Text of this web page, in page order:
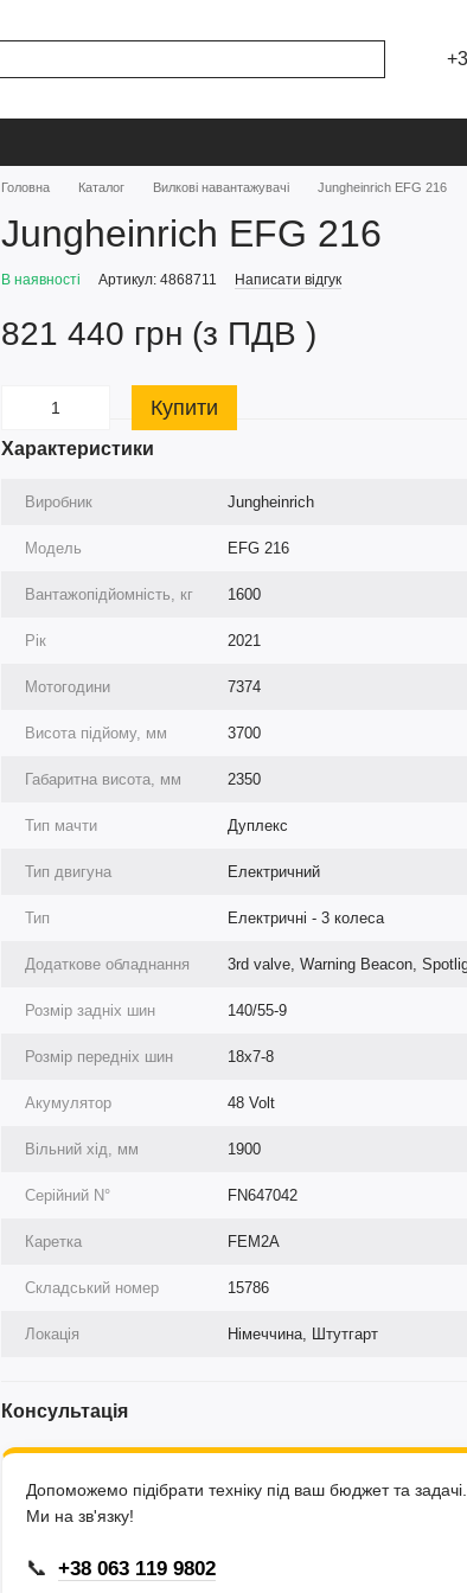
Головна Каталог Вилкові навантажувачі Jungheinrich EFG 216
Jungheinrich EFG 216
В наявності Артикул: 4868711 Написати відгук
821 440 грн (з ПДВ )
Купити
Характеристики
Виробник Jungheinrich
Модель EFG 216
Вантажопідйомність, кг 1600
Рік 2021
Мотогодини 7374
Висота підйому, мм 3700
Габаритна висота, мм 2350
Тип мачти Дуплекс
Тип двигуна Електричний
Тип Електричні - 3 колеса
Додаткове обладнання 3rd valve, Warning Beacon,
Розмір задніх шин 140/55-9
Розмір передніх шин 18x7-8
Акумулятор 48 Volt
Вільний хід, мм 1900
Серійний N° FN647042
Каретка FEM2A
Складський номер 15786
Локація Німеччина, Штутгарт
Консультація
Допоможемо підібрати техніку під ваш бюджет та задачі.
Ми на зв'язку!
📞 +38 063 119 9802